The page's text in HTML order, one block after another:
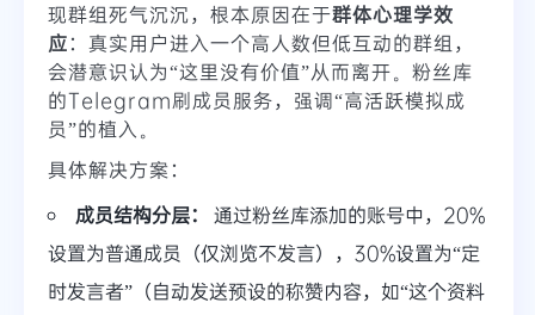
现群组死气沉沉，根本原因在于群体心理学效
应：真实用户进入一个高人数但低互动的群组，
会潜意识认为“这里没有价值”从而离开。粉丝库
的Telegram刷成员服务，强调“高活跃模拟成
员”的植入。
具体解决方案：
成员结构分层：
通过粉丝库添加的账号中，20%
设置为普通成员（仅浏览不发言），30%设置为“定
时发言者”（自动发送预设的称赞内容，如“这个资料